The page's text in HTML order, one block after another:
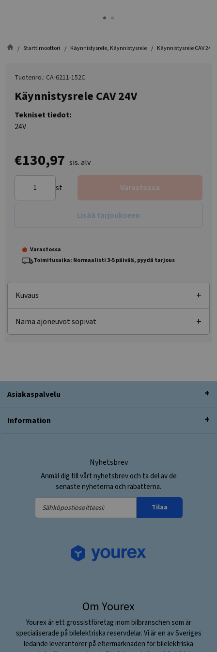
Starttimoottori Käynnistysrele, Käynnistysrele Käynnistysrele CAV 24V
Tuotenro.: CA-6211-152C
Käynnistysrele CAV 24V
Tekniset tiedot:
24V
€130,97 sis. alv
st Varastossa
Lisää tarjoukseen
Varastossa
Toimitusaika: Normaalisti 3-5 päivää, pyydä tarjous
Kuvaus
Nämä ajoneuvot sopivat
Asiakaspalvelu
Information
Nyhetsbrev
Anmäl dig till vårt nyhetsbrev och ta del av de
senaste nyheterna och rabatterna.
Sähköpostiosoitteesi:
Tilaa
Om Yourex
Yourex är ett grossistföretag inom bilbranschen som är
specialiserade på bilelektriska reservdelar. Vi är en av Sveriges
ledande leverantörer på eftermarknaden för bilelektriska